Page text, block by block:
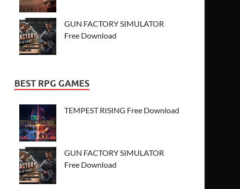
GUN FACTORY SIMULATOR
Free Download
BEST RPG GAMES
TEMPEST RISING Free Download
GUN FACTORY SIMULATOR
Free Download